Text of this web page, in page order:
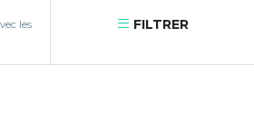
les
FILTRER